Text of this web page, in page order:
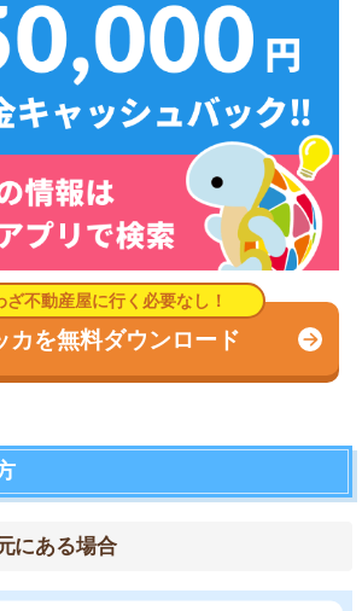
カを無料ダウンロード
にある場合